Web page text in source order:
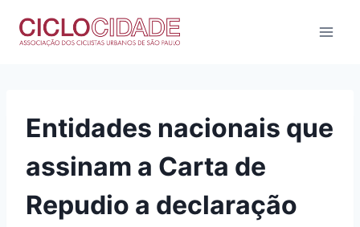
para
Entidades nacionais que
assinam a Carta de
Repudio a declaração